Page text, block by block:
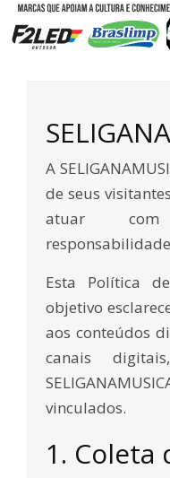
A
de seus
atuar com
Esta Política
objetivo
aos conteúdos
canais
vinculados.
1. Coleta